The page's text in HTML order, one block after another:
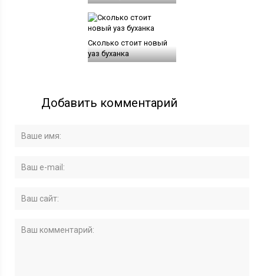
Сколько стоит новый
уаз буханка
Добавить комментарий